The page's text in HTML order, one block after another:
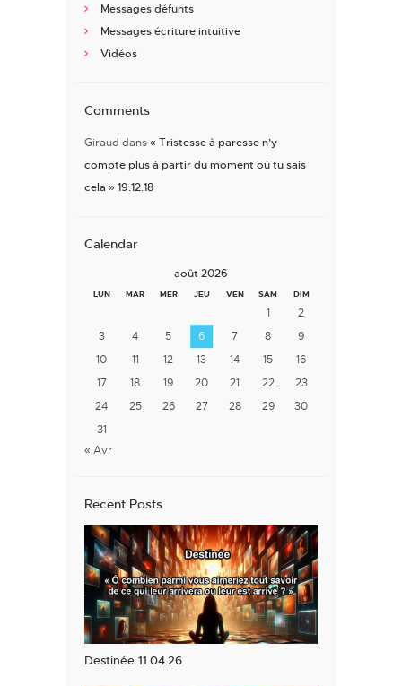
Messages défunts
Messages écriture intuitive
Vidéos
Comments
Giraud dans « Tristesse à paresse n’y
compte plus à partir du moment où tu sais
cela » 19.12.18
Calendar
août 2026
LUN MAR MER JEU VEN SAM DIM
1
2
3
4 5 6 7 8
9
10
11 12 13 14 15
16
17
18 19 20 21 22
23
24
25 26 27 28 29
30
31
« Avr
Recent Posts
Destinée 11.04.26